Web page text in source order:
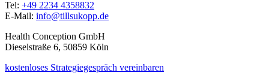
Tel: +49 2234 4358832
E-Mail: info@tillsukopp.de
Health Conception GmbH
Dieselstraße 6, 50859 Köln
kostenloses Strategiegespräch vereinbaren